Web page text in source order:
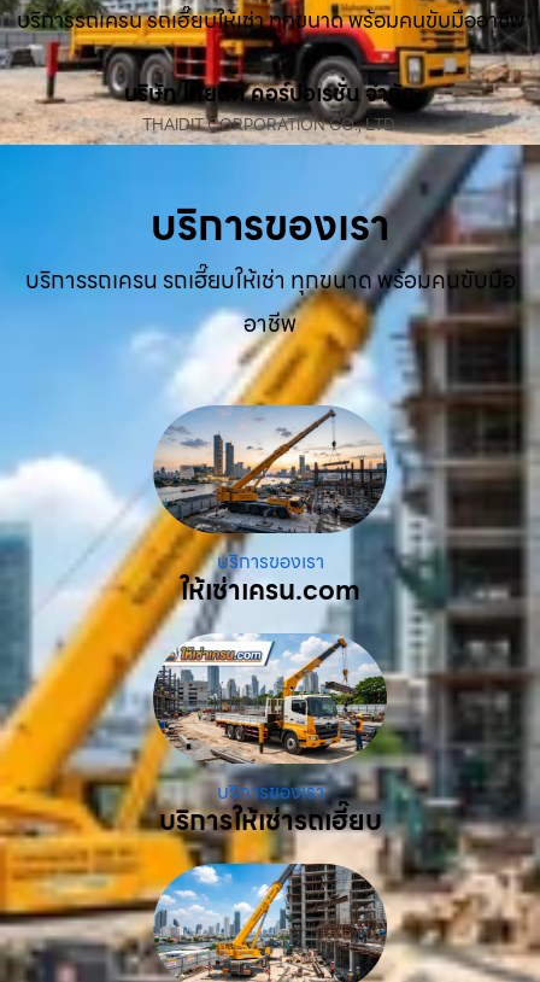
บริการรถเครน รถเฮี๊ยบให้เช่า ทุกขนาด พร้อมคนขับมืออาชีพ
บริษัท ไทยดิท คอร์ปอเรชั่น จำกัด
THAIDIT CORPORATION CO., LTD.
บริการของเรา
บริการรถเครน รถเฮี๊ยบให้เช่า ทุกขนาด พร้อมคนขับมือ
อาชีพ
บริการของเรา
ให้เช่าเครน.com
บริการของเรา
บริการให้เช่ารถเฮี๊ยบ